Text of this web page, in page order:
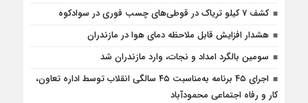
کشف 7 کیلو تریاک در قوطی‌‌های چسب فوری در سوادکوه
هشدار افزایش قابل ملاحظه دمای هوا در مازندران
سومین بالگرد امداد و نجات، وارد مازندران شد
اجرای ۴۵ برنامه به‌مناسبت ۴۵ سالگی انقلاب توسط اداره تعاون،
کار و رفاه اجتماعی محمودآباد